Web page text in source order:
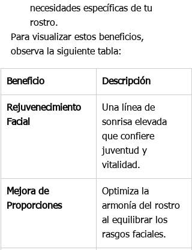
necesidades específicas de tu
rostro.
Para visualizar estos beneficios,
observa la siguiente tabla:
Beneficio Descripción
Rejuvenecimiento
Facial
Una línea de
sonrisa elevada
que confiere
juventud y
vitalidad.
Mejora de
Proporciones
Optimiza la
armonía del rostro
al equilibrar los
rasgos faciales.